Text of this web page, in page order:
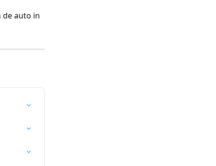
de auto in